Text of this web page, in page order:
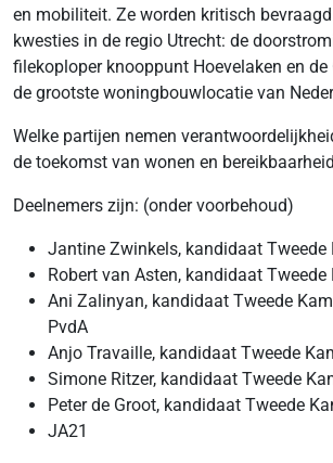
en mobiliteit. Ze worden kritisch
kwesties in de regio Utrecht: de
filekoploper knooppunt Hoevelaken en
de grootste woningbouwlocatie van
Welke partijen nemen
de toekomst van wonen en
Deelnemers zijn: (onder voorbehoud)
Jantine Zwinkels, kandidaat Tweede
Robert van Asten, kandidaat Tweede
Ani Zalinyan, kandidaat Tweede
PvdA
Anjo Travaille, kandidaat Tweede
Simone Ritzer, kandidaat Tweede
Peter de Groot, kandidaat Tweede
JA21